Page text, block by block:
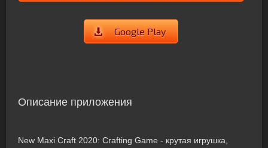
Google Play
Описание приложения
New Maxi Craft 2020: Crafting Game - крутая игрушка,